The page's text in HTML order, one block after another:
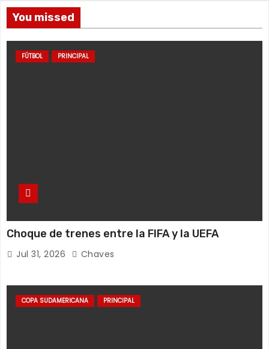
You missed
FÚTBOL PRINCIPAL
Choque de trenes entre la FIFA y la UEFA
Jul 31, 2026 Chaves
COPA SUDAMERICANA PRINCIPAL